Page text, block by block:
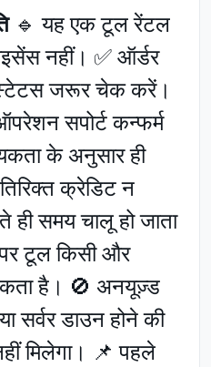
🔹 यह एक टूल रेंटल
नहीं। ✅ ऑर्डर
जरूर चेक करें।
सपोर्ट कन्फर्म
के अनुसार ही
क्रेडिट न
समय चालू हो जाता
टूल किसी और
है। 🚫 अनयूज़्ड
सर्वर डाउन होने की
मिलेगा। 📌 पहले